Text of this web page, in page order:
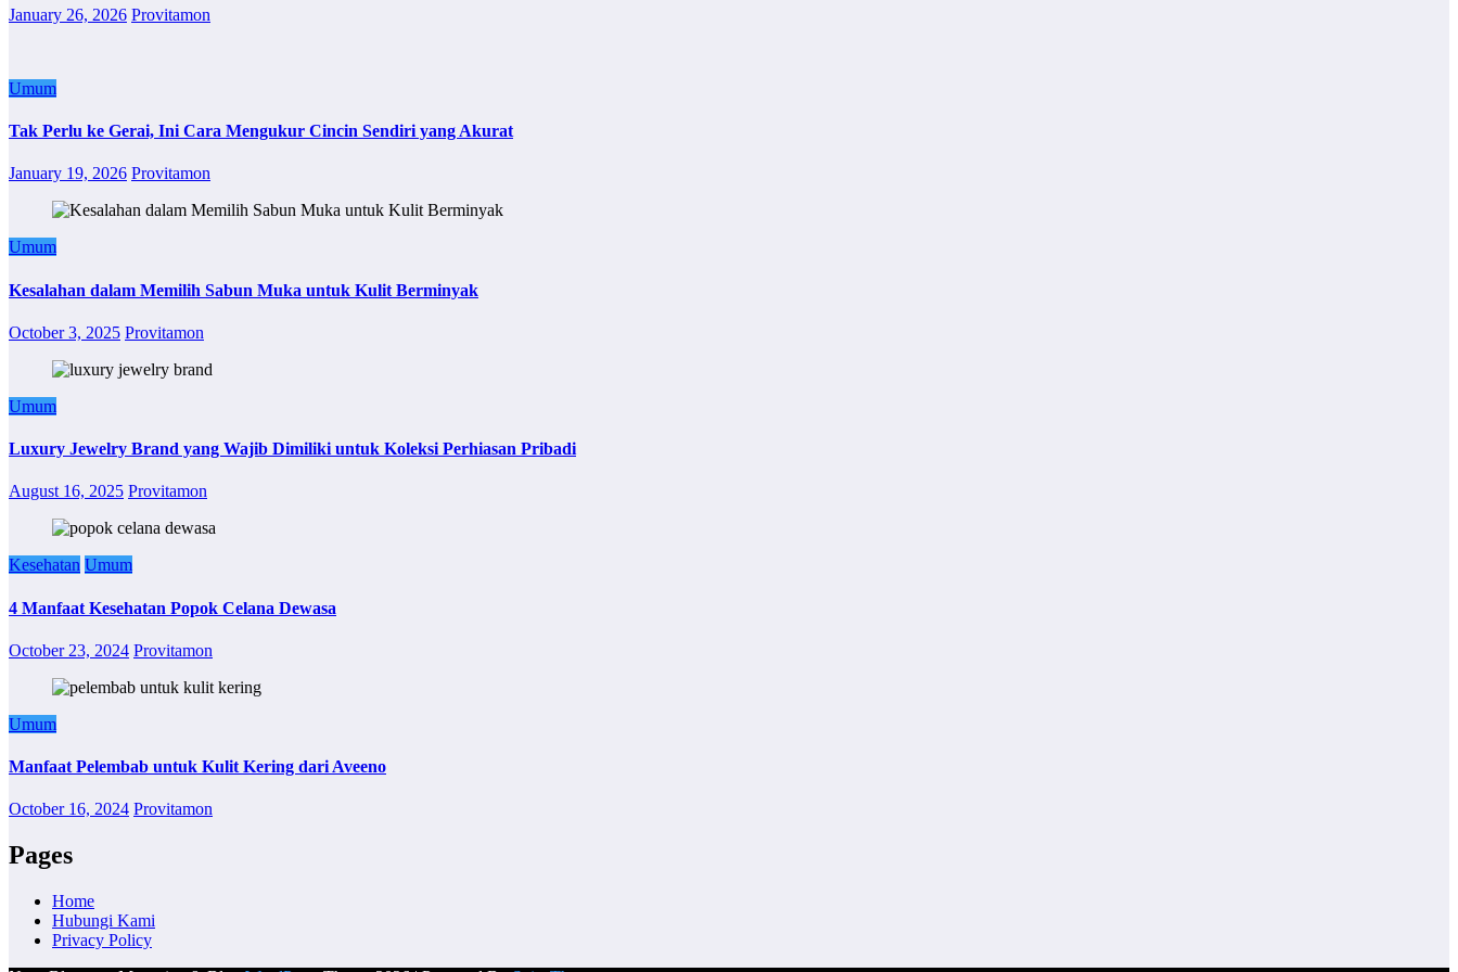
January 26, 2026 Provitamon
Umum
Tak Perlu ke Gerai, Ini Cara Mengukur Cincin Sendiri yang Akurat
January 19, 2026 Provitamon
Umum
Kesalahan dalam Memilih Sabun Muka untuk Kulit Berminyak
October 3, 2025 Provitamon
Umum
Luxury Jewelry Brand yang Wajib Dimiliki untuk Koleksi Perhiasan Pribadi
August 16, 2025 Provitamon
Kesehatan Umum
4 Manfaat Kesehatan Popok Celana Dewasa
October 23, 2024 Provitamon
Umum
Manfaat Pelembab untuk Kulit Kering dari Aveeno
October 16, 2024 Provitamon
Pages
Home
Hubungi Kami
Privacy Policy